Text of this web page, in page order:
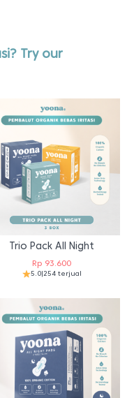
Try our
Trio Pack All Night
Rp 93.600
5.0|254 terjual